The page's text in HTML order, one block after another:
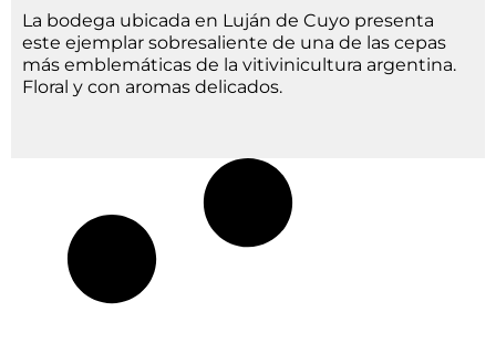
La bodega ubicada en Luján de Cuyo presenta
este ejemplar sobresaliente de una de las cepas
más emblemáticas de la vitivinicultura argentina.
Floral y con aromas delicados.